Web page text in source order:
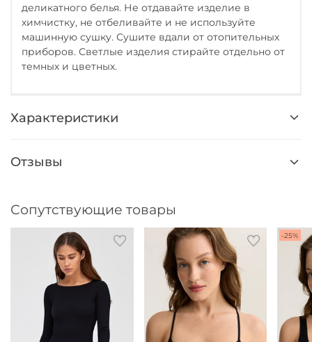
деликатного белья. Не отдавайте изделие в
химчистку, не отбеливайте и не используйте
машинную сушку. Сушите вдали от отопительных
приборов. Светлые изделия стирайте отдельно от
темных и цветных.
Характеристики
Отзывы
Сопутствующие товары
-25%